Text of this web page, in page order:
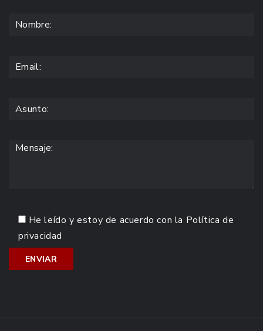
He leído y estoy de acuerdo con la Política de
privacidad